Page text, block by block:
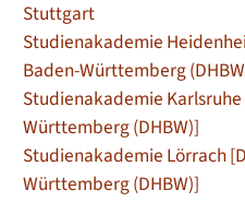
Stuttgart
Studienakademie
Baden-Württemberg
Studienakademie
Württemberg (DHBW)]
Studienakademie Lörrach
Württemberg (DHBW)]